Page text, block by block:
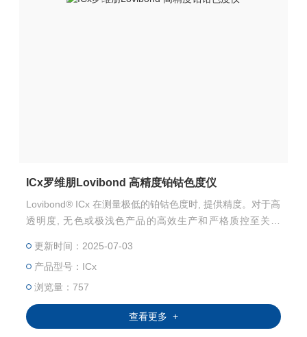
ICx罗维朋Lovibond 高精度铂钴色度仪
Lovibond® ICx 在测量极低的铂钴色度时, 提供精度。对于高
透明度, 无色或极浅色产品的高效生产和严格质控至关重
更新时间：2025-07-03
产品型号：ICx
浏览量：757
查看更多 +